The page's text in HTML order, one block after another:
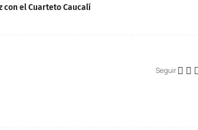
con el Cuarteto Caucalí
Seguir